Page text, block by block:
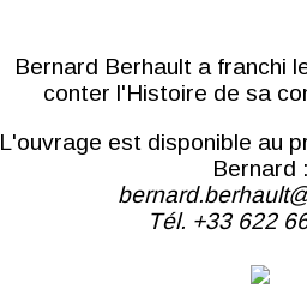
Bernard Berhault a franchi
conter l'Histoire de sa
L'ouvrage est disponible au
Bernard
Tél. +33 622